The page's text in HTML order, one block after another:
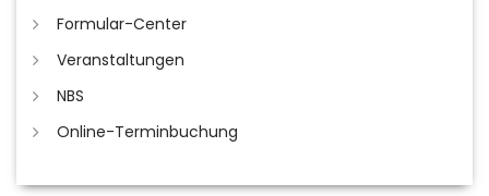
Formular-Center
Veranstaltungen
NBS
Online-Terminbuchung